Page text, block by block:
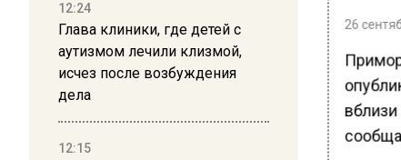
12:24
Глава клиники, где детей с
аутизмом лечили клизмой,
исчез после возбуждения
дела
12:15
26